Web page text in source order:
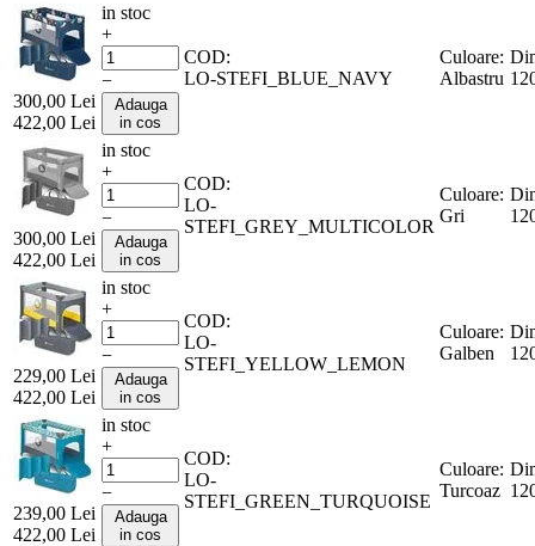
300,00 Lei
422,00 Lei
in stoc
+
−
Adauga
in cos
COD:
LO-STEFI_BLUE_NAVY
Culoare:
Albastru
300,00 Lei
422,00 Lei
in stoc
+
−
Adauga
in cos
COD:
LO-
STEFI_GREY_MULTICOLOR
Culoare:
Gri
229,00 Lei
422,00 Lei
in stoc
+
−
Adauga
in cos
COD:
LO-
STEFI_YELLOW_LEMON
Culoare:
Galben
239,00 Lei
422,00 Lei
in stoc
+
−
Adauga
in cos
COD:
LO-
STEFI_GREEN_TURQUOISE
Culoare:
Turcoaz